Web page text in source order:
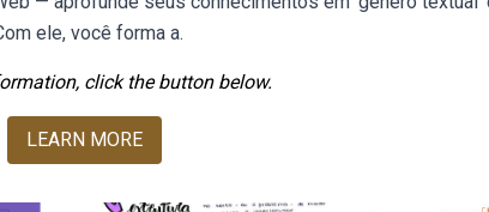
ele, você forma a.
click the button below.
LEARN MORE